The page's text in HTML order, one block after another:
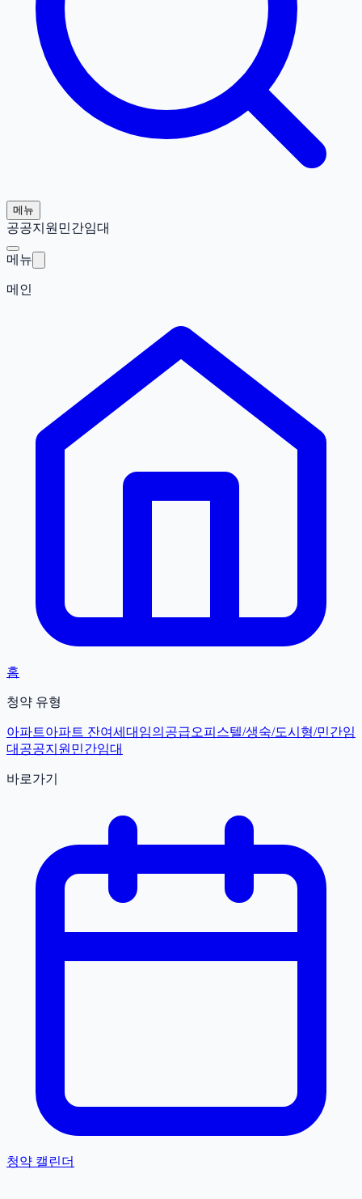
메뉴
공공지원민간임대
메뉴
메인
홈
청약 유형
아파트아파트 잔여세대 임의공급오피스텔/생숙/도시형/민간임
대 공공지원민간임대
바로가기
청약 캘린더